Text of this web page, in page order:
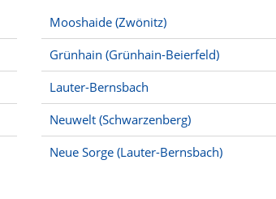
Mooshaide (Zwönitz)
Grünhain (Grünhain-Beierfeld)
Lauter-Bernsbach
Neuwelt (Schwarzenberg)
Neue Sorge (Lauter-Bernsbach)